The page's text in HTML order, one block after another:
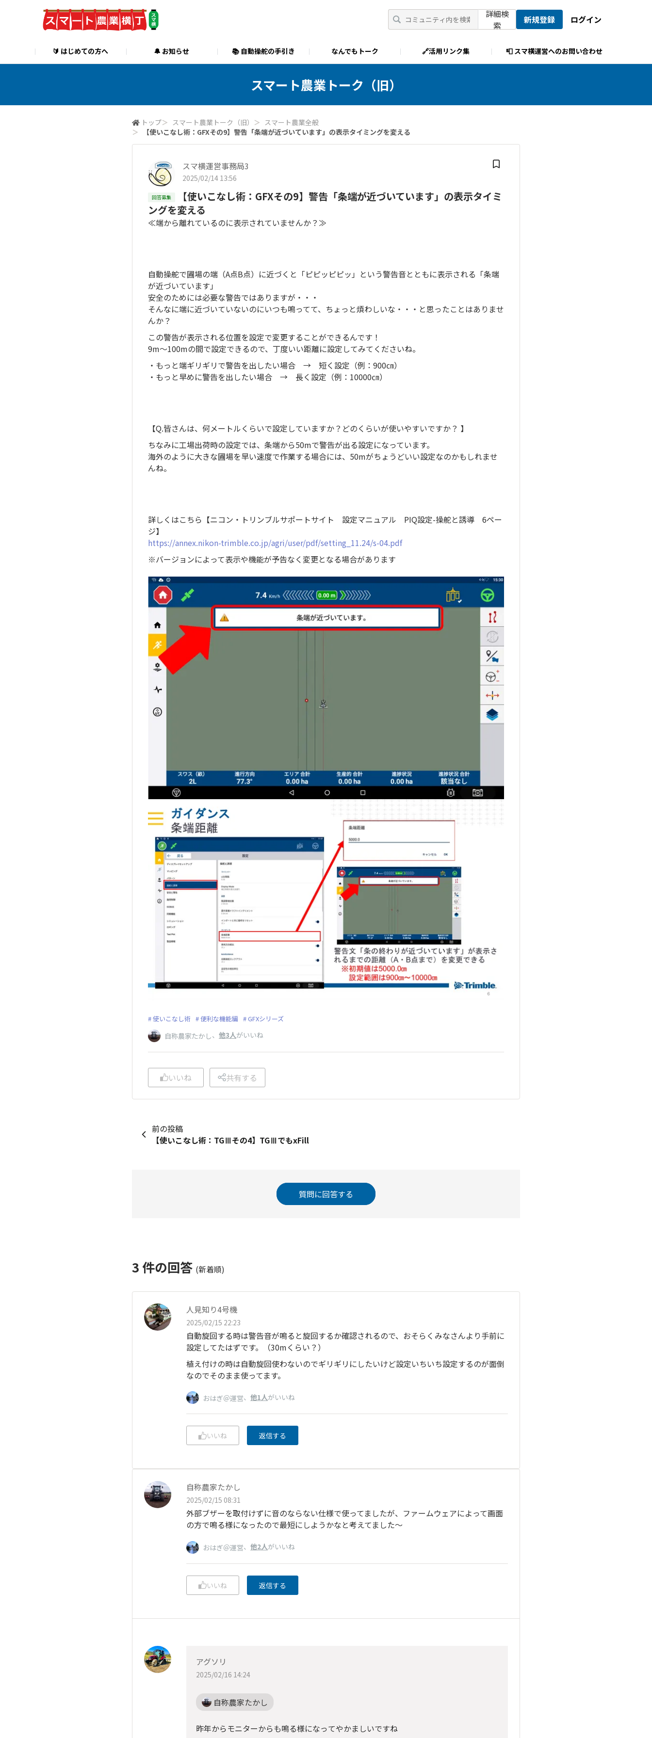
詳細検
索
新規登録 ログイン
🔰 はじめての方へ 🔔 お知らせ 📚 自動操舵の手引き なんでもトーク 🔗活用リンク集 📮 スマ横運営へのお問い合わせ
スマート農業トーク（旧）
トップ＞ スマート農業トーク（旧） ＞ スマート農業全般
＞
【使いこなし術：GFXその9】警告「条端が近づいています」の表示タイミングを変える
スマ横運営事務局3
2025/02/14 13:56
回答募集
【使いこなし術：GFXその9】警告「条端が近づいています」の表示タイミ
ングを変える
≪端から離れているのに表示されていませんか？≫
自動操舵で圃場の端（A点B点）に近づくと「ピピッピピッ」という警告音とともに表示される「条端
が近づいています」
安全のためには必要な警告ではありますが・・・
そんなに端に近づいていないのにいつも鳴ってて、ちょっと煩わしいな・・・と思ったことはありませ
んか？
この警告が表示される位置を設定で変更することができるんです！
9m～100mの間で設定できるので、丁度いい距離に設定してみてくださいね。
・もっと端ギリギリで警告を出したい場合 → 短く設定（例：900㎝）
・もっと早めに警告を出したい場合 → 長く設定（例：10000㎝）
【Q.皆さんは、何メートルくらいで設定していますか？どのくらいが使いやすいですか？ 】
ちなみに工場出荷時の設定では、条端から50mで警告が出る設定になっています。
海外のように大きな圃場を早い速度で作業する場合には、50mがちょうどいい設定なのかもしれませ
んね。
詳しくはこちら【ニコン・トリンブルサポートサイト 設定マニュアル PIQ設定-操舵と誘導 6ペー
ジ】
https://annex.nikon-trimble.co.jp/agri/user/pdf/setting_11.24/s-04.pdf
※バージョンによって表示や機能が予告なく変更となる場合があります
使いこなし術 便利な機能編 GFXシリーズ
自称農家たかし、 他3人がいいね
いいね 共有する
前の投稿
【使いこなし術：TGⅢその4】TGⅢでもxFill
質問に回答する
3 件の回答 (新着順)
人見知り4号機
2025/02/15 22:23
自動旋回する時は警告音が鳴ると旋回するか確認されるので、おそらくみなさんより手前に
設定してたはずです。（30mくらい？）
植え付けの時は自動旋回使わないのでギリギリにしたいけど設定いちいち設定するのが面倒
なのでそのまま使ってます。
おはぎ＠運営、 他1人がいいね
いいね 返信する
自称農家たかし
2025/02/15 08:31
外部ブザーを取付けずに音のならない仕様で使ってましたが、ファームウェアによって画面
の方で鳴る様になったので最短にしようかなと考えてました〜
おはぎ＠運営、 他2人がいいね
いいね 返信する
アグソリ
2025/02/16 14:24
自称農家たかし
昨年からモニターからも鳴る様になってやかましいですね